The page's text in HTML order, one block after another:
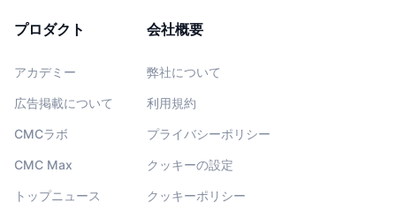
プロダクト
アカデミー
広告掲載について
CMCラボ
CMC Max
トップニュース
会社概要
弊社について
利用規約
プライバシーポリシー
クッキーの設定
クッキーポリシー